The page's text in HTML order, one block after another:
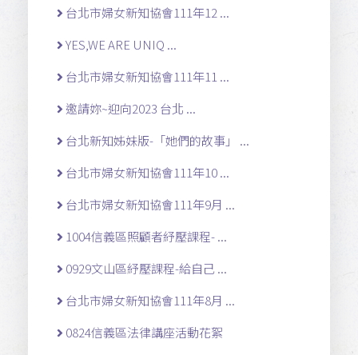
台北市婦女新知協會111年12 ...
YES,WE ARE UNIQ ...
台北市婦女新知協會111年11 ...
邀請妳~迎向2023 台北 ...
台北新知姊妹版-「她們的故事」 ...
台北市婦女新知協會111年10 ...
台北市婦女新知協會111年9月 ...
1004信義區照顧者紓壓課程- ...
0929文山區紓壓課程-給自己 ...
台北市婦女新知協會111年8月 ...
0824信義區法律講座活動花絮